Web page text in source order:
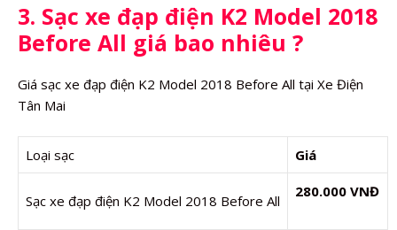
3. Sạc xe đạp điện K2 Model 2018
Before All giá bao nhiêu ?
Giá sạc xe đạp điện K2 Model 2018 Before All tại Xe Điện
Tân Mai
Loại sạc Giá
Sạc xe đạp điện K2 Model 2018 Before All
280.000 VNĐ